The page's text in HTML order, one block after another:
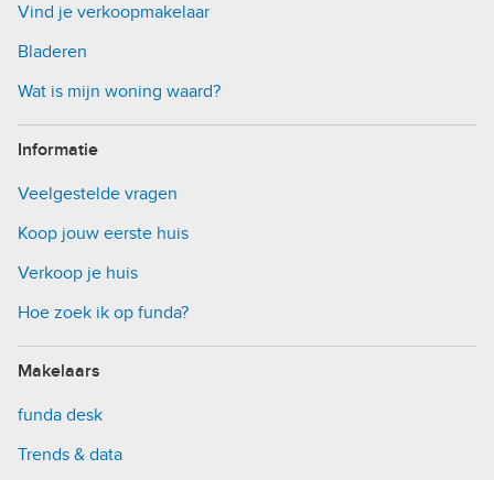
Vind je verkoopmakelaar
Bladeren
Wat is mijn woning waard?
Informatie
Veelgestelde vragen
Koop jouw eerste huis
Verkoop je huis
Hoe zoek ik op funda?
Makelaars
funda desk
Trends & data